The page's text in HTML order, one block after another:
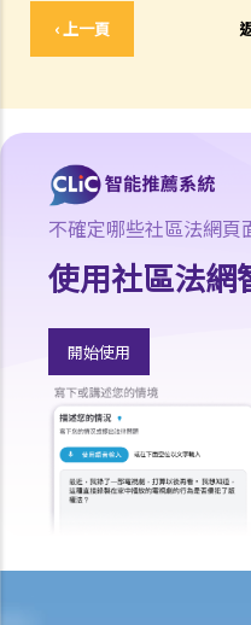
‹ 上一頁
7. 屬實申述
9. 核對表評檢及案件管理問卷
10. 案件管理會議
11. 審訊前的覆核
就人身傷害提出申索，是否存在
涉及非致命意外的申索
若我因人身傷害提出申索，可
法律援助
法律援助輔助計劃
香港律師會大埔火災緊急免費
逝者家屬
不確定哪些社區法網頁
使用社區法網
開始使用